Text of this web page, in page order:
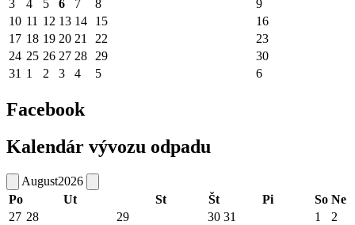
3 4 5 6 7 8
9
10 11 12 13 14 15
16
17 18 19 20 21 22
23
24 25 26 27 28 29
30
31 1 2 3 4 5 6
Facebook
Kalendár vývozu odpadu
August2026
Po
Ut St Št Pi So Ne
27 28 29 30 31 1 2